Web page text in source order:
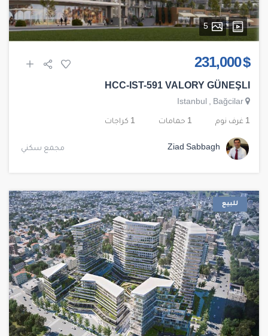
5
$ 231,000
HCC-IST-591 VALORY GÜNEŞLI
Istanbul , Bağcilar
1 غرف نوم 1 حمامات 1 كراجات
Ziad Sabbagh مجمع سكني
للبيع